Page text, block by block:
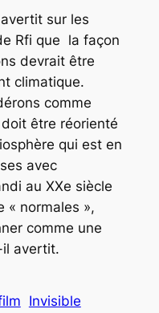
sur les
Rfi que la façon
devrait être
climatique.
comme
être réorienté
qui est en
avec
au XXe siècle
« normales »,
comme une
avertit.
Invisible